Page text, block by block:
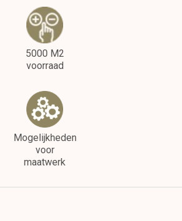
5000 M2
voorraad
Mogelijkheden
voor
maatwerk